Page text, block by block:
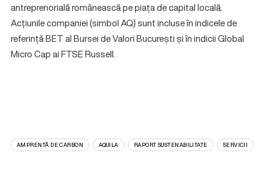
antreprenorială românească pe piața de capital locală.
Acțiunile companiei (simbol AQ) sunt incluse în indicele de
referință BET al Bursei de Valori București și în indicii Global
Micro Cap ai FTSE Russell.
AMPRENTĂ DE CARBON AQUILA RAPORT SUSTENABILITATE SERVICII